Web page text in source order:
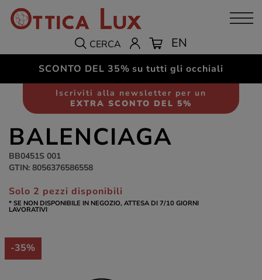
CERCA EN
SCONTO DEL 35% su tutti gli occhiali
Iscriviti alla newsletter per un
EXTRA SCONTO DEL 5%
Occhiali da sole Unisex
BALENCIAGA
BB0451S 001
GTIN: 8056376586558
Solo 2 pezzi disponibili
* SE NON DISPONIBILE IN NEGOZIO, ATTESA DI 7/10 GIORNI
LAVORATIVI
-35%